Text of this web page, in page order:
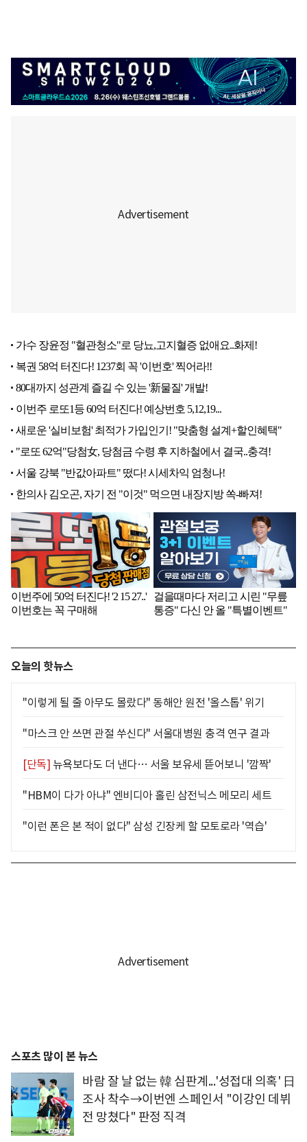
오늘의 핫뉴스
"이렇게 될 줄 아무도 몰랐다" 동해안 원전 '올스톱' 위기
"마스크 안 쓰면 관절 쑤신다" 서울대병원 충격 연구 결과
[단독] 뉴욕보다도 더 낸다… 서울 보유세 뜯어보니 '깜짝'
"HBM이 다가 아냐" 엔비디아 홀린 삼전닉스 메모리 세트
"이런 폰은 본 적이 없다" 삼성 긴장케 할 모토로라 '역습'
스포츠 많이 본 뉴스
바람 잘 날 없는 韓 심판계...'성접대 의혹' 日
조사 착수→이번엔 스페인서 "이강인 데뷔
전 망쳤다" 판정 직격